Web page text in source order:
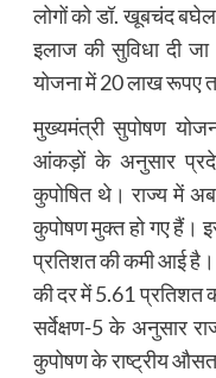
लोगों को डॉ. खूबचंद
इलाज की सुविधा दी
योजना में 20 लाख रूपए
मुख्यमंत्री सुपोषण
आंकड़ों के अनुसार
कुपोषित थे। राज्य में
कुपोषण मुक्त हो गए हैं।
प्रतिशत की कमी आई है।
की दर में 5.61 प्रतिशत
सर्वेक्षण-5 के अनुसार
कुपोषण के राष्ट्रीय